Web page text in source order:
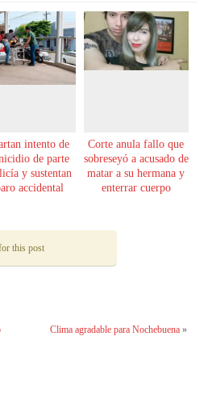
intento de
de parte
y sustentan
accidental
Corte anula fallo que
sobreseyó a acusado de
matar a su hermana y
enterrar cuerpo
this post
Clima agradable para Nochebuena»